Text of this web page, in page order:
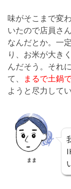
味がそこまで変
いたので店員さ
なんだとか。一
り、お米が大き
んだそう。それ
て、
まるで土鍋
ようと尽力して
まま